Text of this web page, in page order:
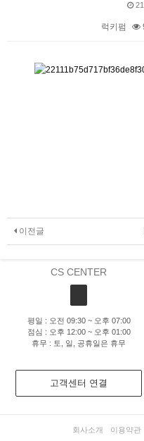
럭키펌
이전글
CS CENTER
평일 : 오전 09:30 ~ 오후 07:00
점심 : 오후 12:00 ~ 오후 01:00
휴무 : 토, 일, 공휴일은 휴무
고객센터 연결
회사소개 이용약관